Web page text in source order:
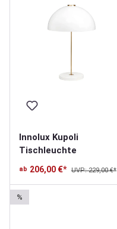
Innolux Kupoli
Tischleuchte
ab 206,00 €* UVP: 229,00 €*
%